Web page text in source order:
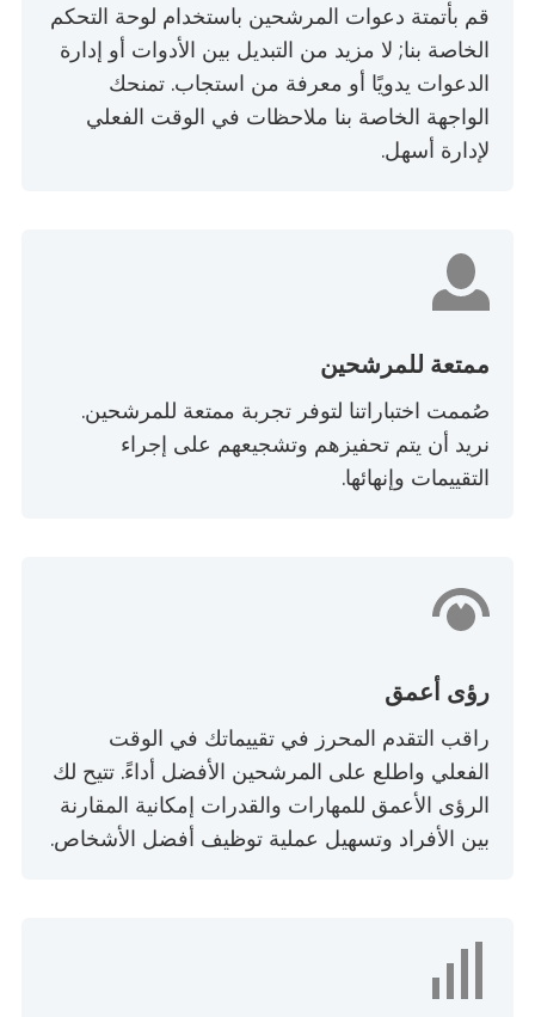
قم بأتمتة دعوات المرشحين باستخدام لوحة التحكم
الخاصة بنا; لا مزيد من التبديل بين الأدوات أو إدارة
الدعوات يدويًا أو معرفة من استجاب. تمنحك
الواجهة الخاصة بنا ملاحظات في الوقت الفعلي
لإدارة أسهل.
ممتعة للمرشحين
صُممت اختباراتنا لتوفر تجربة ممتعة للمرشحين.
نريد أن يتم تحفيزهم وتشجيعهم على إجراء
التقييمات وإنهائها.
رؤى أعمق
راقب التقدم المحرز في تقييماتك في الوقت
الفعلي واطلع على المرشحين الأفضل أداءً. تتيح لك
الرؤى الأعمق للمهارات والقدرات إمكانية المقارنة
بين الأفراد وتسهيل عملية توظيف أفضل الأشخاص.